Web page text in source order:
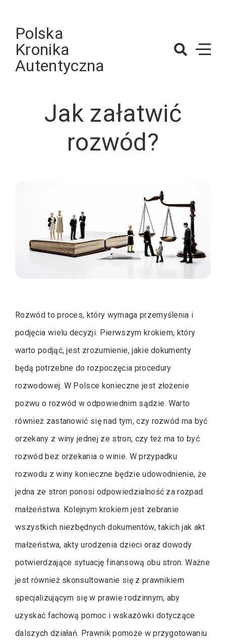
contentPolska
Kronika
Autentyczna
Jak załatwić
rozwód?
Rozwód to proces, który wymaga przemyślenia i
podjęcia wielu decyzji. Pierwszym krokiem, który
warto podjąć, jest zrozumienie, jakie dokumenty
będą potrzebne do rozpoczęcia procedury
rozwodowej. W Polsce konieczne jest złożenie
pozwu o rozwód w odpowiednim sądzie. Warto
również zastanowić się nad tym, czy rozwód ma być
orzekany z winy jednej ze stron, czy też ma to być
rozwód bez orzekania o winie. W przypadku
rozwodu z winy konieczne będzie udowodnienie, że
jedna ze stron ponosi odpowiedzialność za rozpad
małżeństwa. Kolejnym krokiem jest zebranie
wszystkich niezbędnych dokumentów, takich jak akt
małżeństwa, akty urodzenia dzieci oraz dowody
potwierdzające sytuację finansową obu stron. Ważne
jest również skonsultowanie się z prawnikiem
specjalizującym się w prawie rodzinnym, aby
uzyskać fachową pomoc i wskazówki dotyczące
dalszych działań. Prawnik pomoże w przygotowaniu